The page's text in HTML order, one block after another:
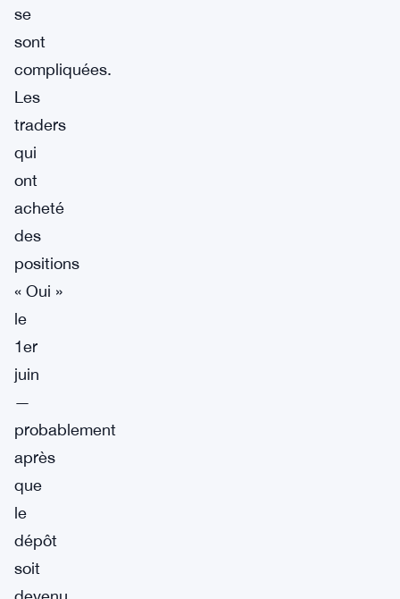
se
sont
compliquées.
Les
traders
qui
ont
acheté
des
positions
« Oui »
le
1er
juin
—
probablement
après
que
le
dépôt
soit